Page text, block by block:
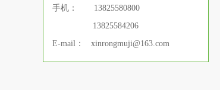
手机： 13825580800
13825584206
E-mail： xinrongmuji@163.com